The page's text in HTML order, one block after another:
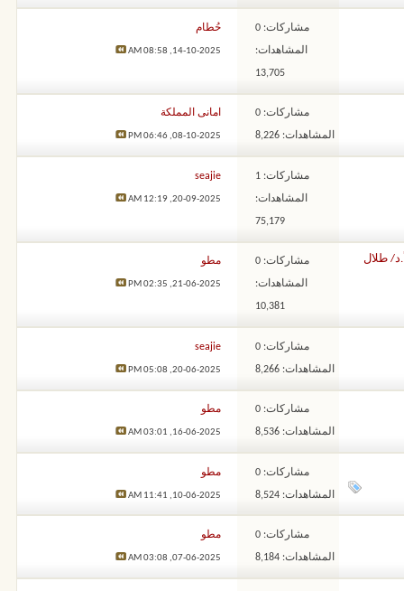
مشاركات: 0
المشاهدات:
13,705
حُطام
14-10-2025,
08:58 AM
مشاركات: 0
المشاهدات: 8,226
امانى المملكة
08-10-2025,
06:46 PM
مشاركات: 1
المشاهدات:
75,179
seajie
20-09-2025,
12:19 AM
طلال مشاركات: 0
المشاهدات:
10,381
مطو
21-06-2025,
02:35 PM
مشاركات: 0
المشاهدات: 8,266
seajie
20-06-2025,
05:08 PM
مشاركات: 0
المشاهدات: 8,536
مطو
16-06-2025,
03:01 AM
مشاركات: 0
المشاهدات: 8,524
مطو
10-06-2025,
11:41 AM
مشاركات: 0
المشاهدات: 8,184
مطو
07-06-2025,
03:08 AM